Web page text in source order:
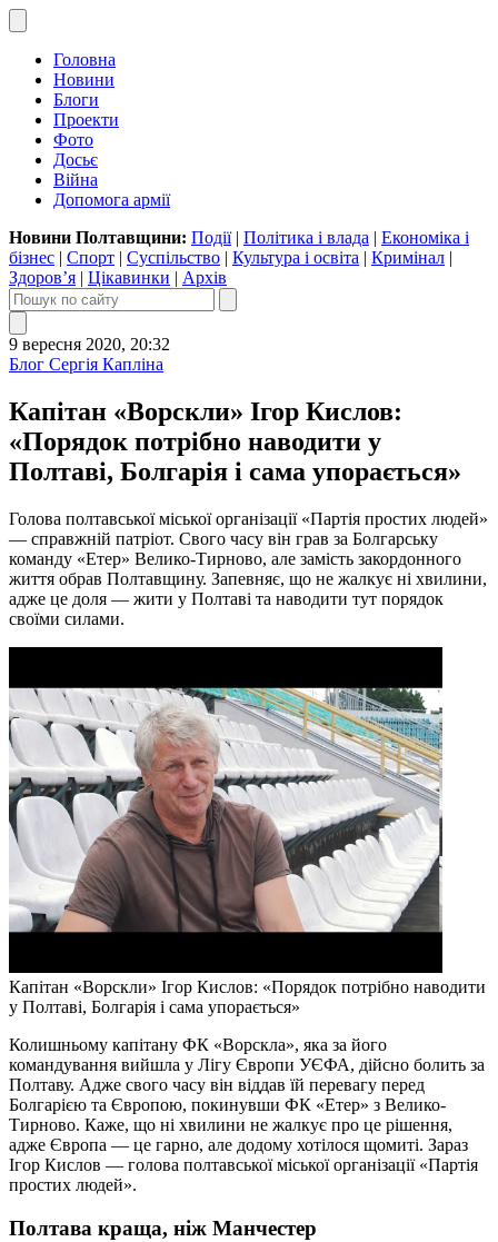
Головна
Новини
Блоги
Проекти
Фото
Досьє
Війна
Допомога армії
Новини Полтавщини: Події| Політика і влада | Економіка і
бізнес | Спорт | Суспільство | Культура і освіта | Кримінал |
Здоров’я | Цікавинки | Архів
9 вересня 2020, 20:32
Блог Сергія Капліна
Капітан «Ворскли» Ігор Кислов:
«Порядок потрібно наводити у
Полтаві, Болгарія і сама упорається»
Голова полтавської міської організації «Партія простих людей»
— справжній патріот. Свого часу він грав за Болгарську
команду «Етер» Велико-Тирново, але замість закордонного
життя обрав Полтавщину. Запевняє, що не жалкує ні хвилини,
адже це доля — жити у Полтаві та наводити тут порядок
своїми силами.
Капітан «Ворскли» Ігор Кислов: «Порядок потрібно наводити
у Полтаві, Болгарія і сама упорається»
Колишньому капітану ФК «Ворскла», яка за його
командування вийшла у Лігу Європи УЄФА, дійсно болить за
Полтаву. Адже свого часу він віддав їй перевагу перед
Болгарією та Європою, покинувши ФК «Етер» з Велико-
Тирново. Каже, що ні хвилини не жалкує про це рішення,
адже Європа — це гарно, але додому хотілося щомиті. Зараз
Ігор Кислов — голова полтавської міської організації «Партія
простих людей».
Полтава краща, ніж Манчестер